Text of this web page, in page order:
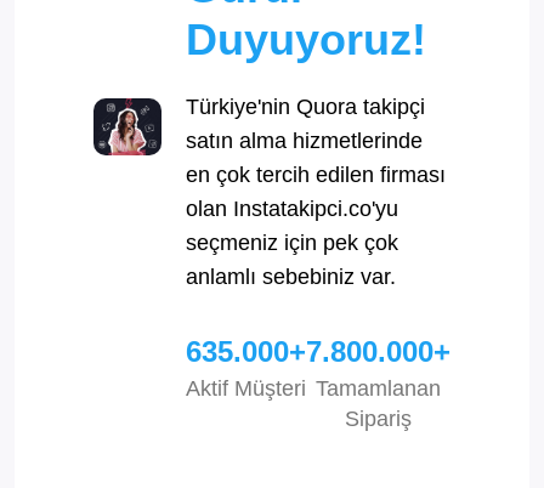
Duyuyoruz!
Türkiye'nin Quora takipçi
satın alma hizmetlerinde
en çok tercih edilen firması
olan Instatakipci.co'yu
seçmeniz için pek çok
anlamlı sebebiniz var.
635.000+
Aktif Müşteri
7.800.000+
Tamamlanan
Sipariş